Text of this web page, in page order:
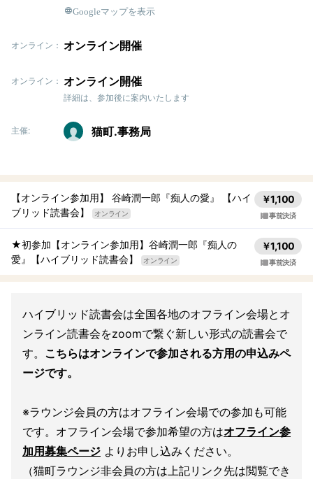
Googleマップを表示
オンライン： オンライン開催
オンライン： オンライン開催
詳細は、参加後に案内いたします
主催: 猫町.事務局
【オンライン参加用】 谷崎潤一郎『痴人の愛』 【ハイ
ブリッド読書会】
オンライン
￥1,100
事前決済
★初参加【オンライン参加用】谷崎潤一郎『痴人の
愛』【ハイブリッド読書会】
オンライン
￥1,100
事前決済
ハイブリッド読書会は全国各地のオフライン会場とオ
ンライン読書会をzoomで繋ぐ新しい形式の読書会で
す。 こちらはオンラインで参加される方用の申込みペ
ージです。
※ラウンジ会員の方はオフライン会場での参加も可能
です。オフライン会場で参加希望の方はオフライン参
加用募集ページ よりお申し込みください。
（猫町ラウンジ非会員の方は上記リンク先は閲覧でき